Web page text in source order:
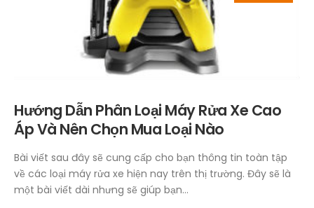
Hướng Dẫn Phân Loại Máy Rửa Xe Cao
Áp Và Nên Chọn Mua Loại Nào
Bài viết sau đây sẽ cung cấp cho bạn thông tin toàn tập
về các loại máy rửa xe hiện nay trên thị trường. Đây sẽ là
một bài viết dài nhưng sẽ giúp bạn...